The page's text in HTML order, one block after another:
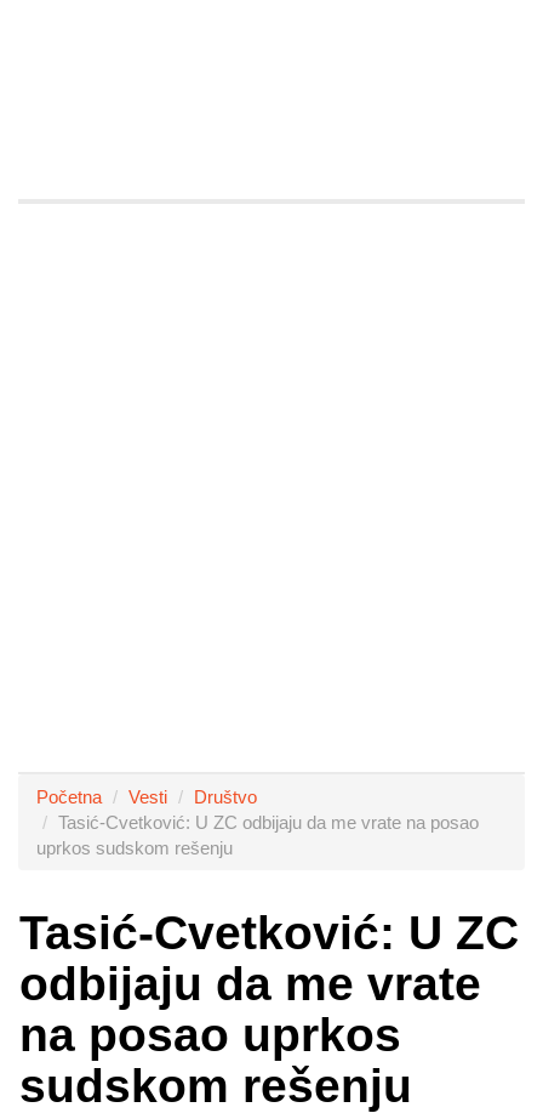
Početna Vesti
Društvo
Tasić-Cvetković: U ZC odbijaju da me vrate na posao
uprkos sudskom rešenju
Tasić-Cvetković: U ZC
odbijaju da me vrate
na posao uprkos
sudskom rešenju